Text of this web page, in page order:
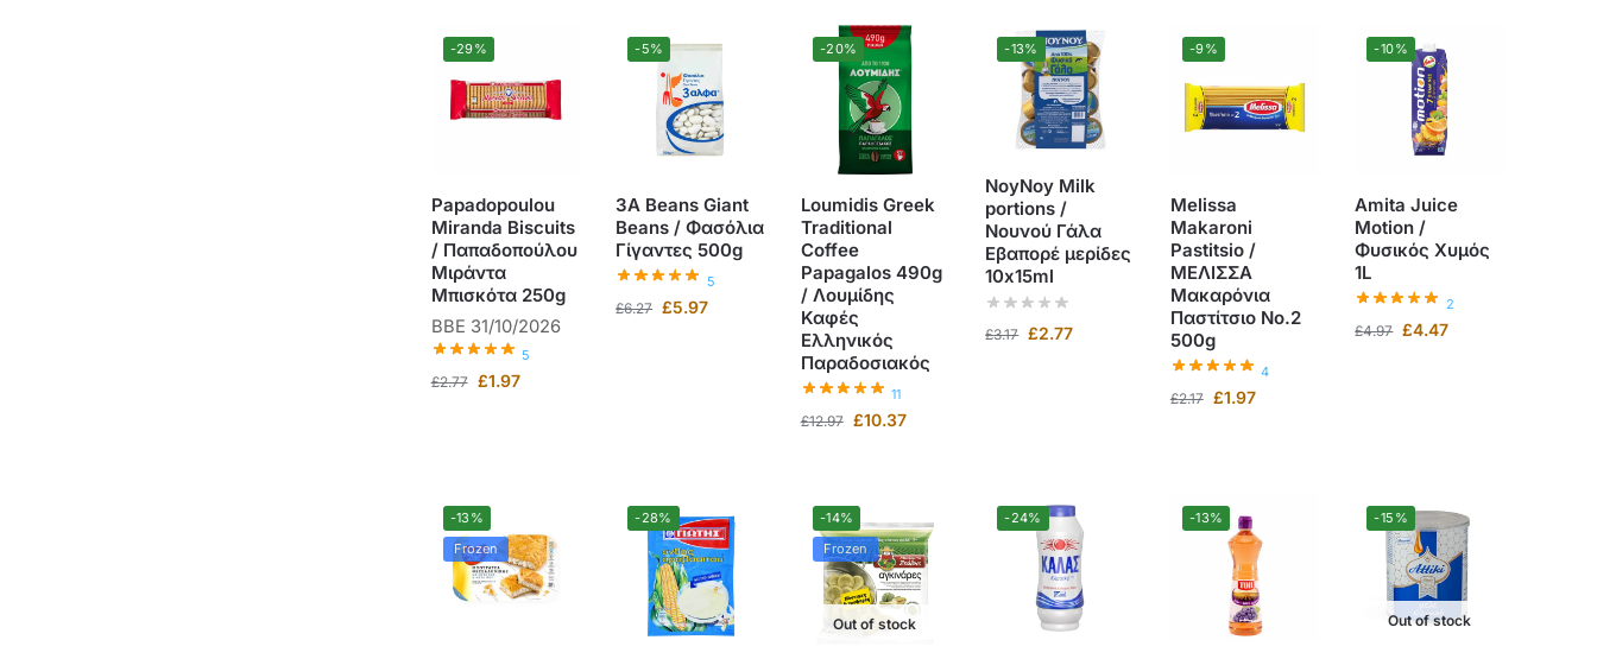
-29%
Papadopoulou
Miranda Biscuits
/ Παπαδοπούλου
Μιράντα
Μπισκότα 250g
BBE 31/10/2026
5
£2.77 £1.97
-5%
3A Beans Giant
Beans / Φασόλια
Γίγαντες 500g
5
£6.27 £5.97
-20%
Loumidis Greek
Traditional
Coffee
Papagalos 490g
/ Λουμίδης
Καφές
Ελληνικός
Παραδοσιακός
11
£12.97 £10.37
-13%
NoyNoy Milk
portions /
Νουνού Γάλα
Εβαπορέ μερίδες
10x15ml
£3.17 £2.77
-9%
Melissa
Makaroni
Pastitsio /
ΜΕΛΙΣΣΑ
Μακαρόνια
Παστίτσιο Νο.2
500g
4
£2.17 £1.97
-10%
Amita Juice
Motion /
Φυσικός Χυμός
1L
2
£4.97 £4.47
-13%
Frozen
-28%
-14%
Frozen
Out of stock
-24% -13% -15%
Out of stock